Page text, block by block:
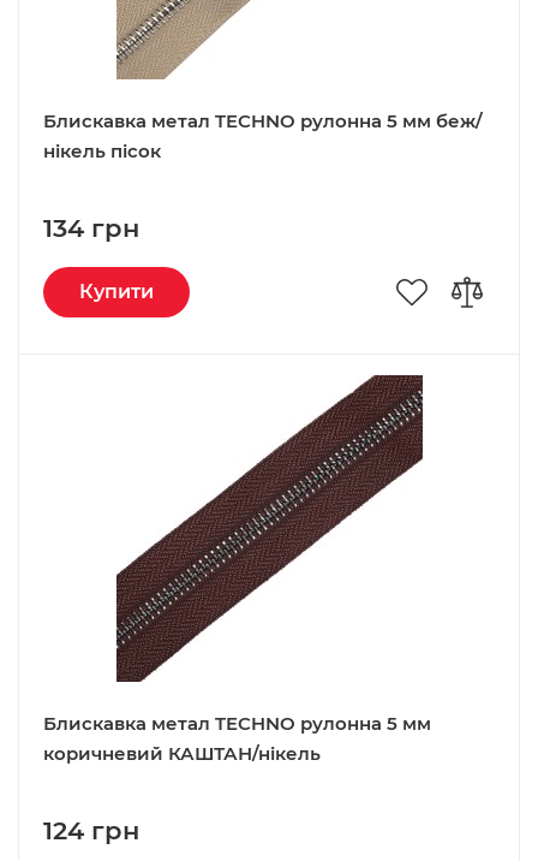
Блискавка метал TECHNO рулонна 5 мм беж/
нікель пісок
134 грн
Купити
Блискавка метал TECHNO рулонна 5 мм
коричневий КАШТАН/нікель
124 грн